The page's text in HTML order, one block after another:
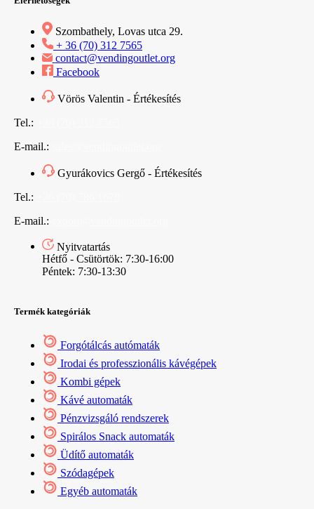
Szombathely, Lovas utca 29.
+ 36 (70) 312 7565
contact@vendingoutlet.org
Facebook
Vörös Valentin - Értékesítés
Tel.:
E-mail.:
Gyurákovics Gergő - Értékesítés
Tel.:
E-mail.:
Nyitvatartás
Hétfő - Csütörtök: 7:30-16:00
Péntek: 7:30-13:30
Termék kategóriák
Forgótálcás autómaták
Irodai és professzionális kávégépek
Kombi gépek
Kávé automaták
Pénzvizsgáló rendszerek
Spirálos Snack automaták
Üdítő automaták
Szódagépek
Egyéb automaták